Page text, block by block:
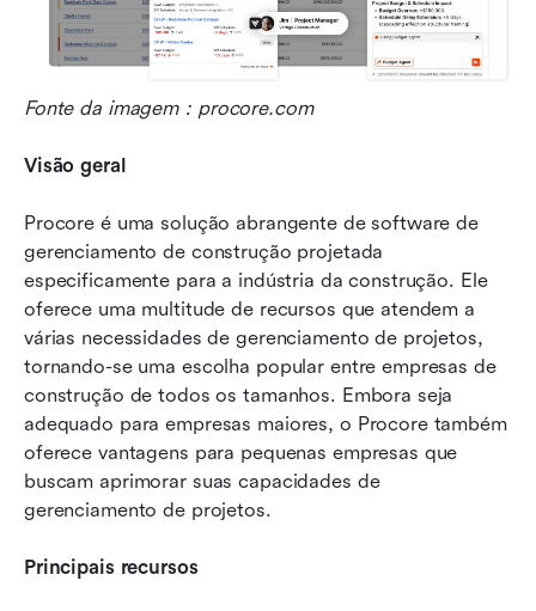
Fonte da imagem：procore.com
Visão geral
Procore é uma solução abrangente de software de
gerenciamento de construção projetada
especificamente para a indústria da construção. Ele
oferece uma multitude de recursos que atendem a
várias necessidades de gerenciamento de projetos,
tornando-se uma escolha popular entre empresas de
construção de todos os tamanhos. Embora seja
adequado para empresas maiores, o Procore também
oferece vantagens para pequenas empresas que
buscam aprimorar suas capacidades de
gerenciamento de projetos.
Principais recursos